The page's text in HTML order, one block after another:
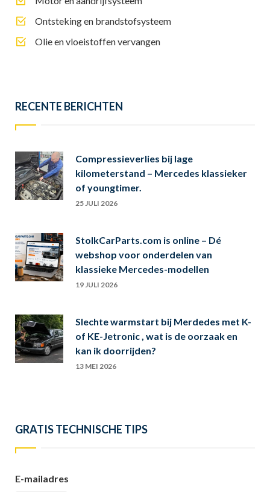
Ontsteking en brandstofsysteem
Olie en vloeistoffen vervangen
RECENTE BERICHTEN
Compressieverlies bij lage
kilometerstand – Mercedes klassieker
of youngtimer.
25 JULI 2026
StolkCarParts.com is online – Dé
webshop voor onderdelen van
klassieke Mercedes-modellen
19 JULI 2026
Slechte warmstart bij Merdedes met K-
of KE-Jetronic , wat is de oorzaak en
kan ik doorrijden?
13 MEI 2026
GRATIS TECHNISCHE TIPS
E-mailadres